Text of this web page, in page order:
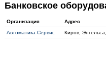
Банковское
Организация Адрес
Автоматика-Сервис
Киров,